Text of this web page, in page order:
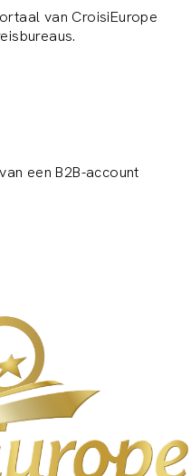
van CroisiEurope
een B2B-account